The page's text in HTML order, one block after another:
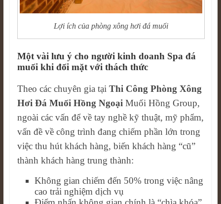
Lợi ích của phòng xông hơi đá muối
Một vài lưu ý cho người kinh doanh Spa đá
muối khi đối mặt với thách thức
Theo các chuyên gia tại Thi Công Phòng Xông
Hơi Đá Muối Hồng Ngoại Muối Hồng Group,
ngoài các vấn để về tay nghề kỹ thuật, mỹ phẩm,
vấn đề về công trình đang chiếm phần lớn trong
việc thu hút khách hàng, biến khách hàng “cũ”
thành khách hàng trung thành:
Không gian chiếm đến 50% trong việc nâng
cao trải nghiệm dịch vụ